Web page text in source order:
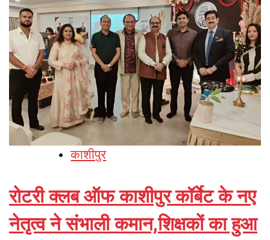
काशीपुर
रोटरी क्लब ऑफ काशीपुर कॉर्बेट के नए
नेतृत्व ने संभाली कमान,शिक्षकों का हुआ